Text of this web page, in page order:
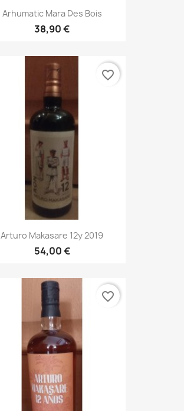
Arhumatic Mara Des Bois
38,90 €
Arturo Makasare 12y 2019
54,00 €
favorite_border
favorite_border